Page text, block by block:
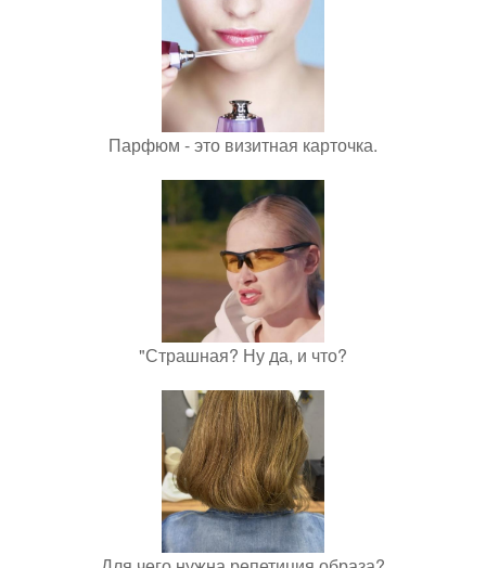
Парфюм - это визитная карточка.
"Страшная? Ну да, и что?